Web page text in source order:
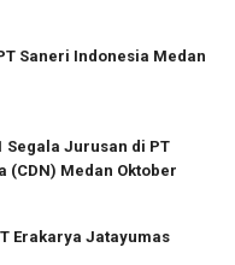
Saneri Indonesia Medan
Segala Jurusan di PT
(CDN) Medan Oktober
Erakarya Jatayumas